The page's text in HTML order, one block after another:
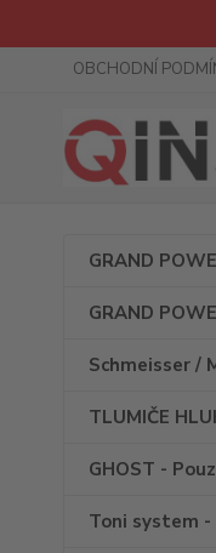
OBCHODNÍ
GRAND
GRAND
Schmeisser /
TLUMIČE
GHOST -
Toni system